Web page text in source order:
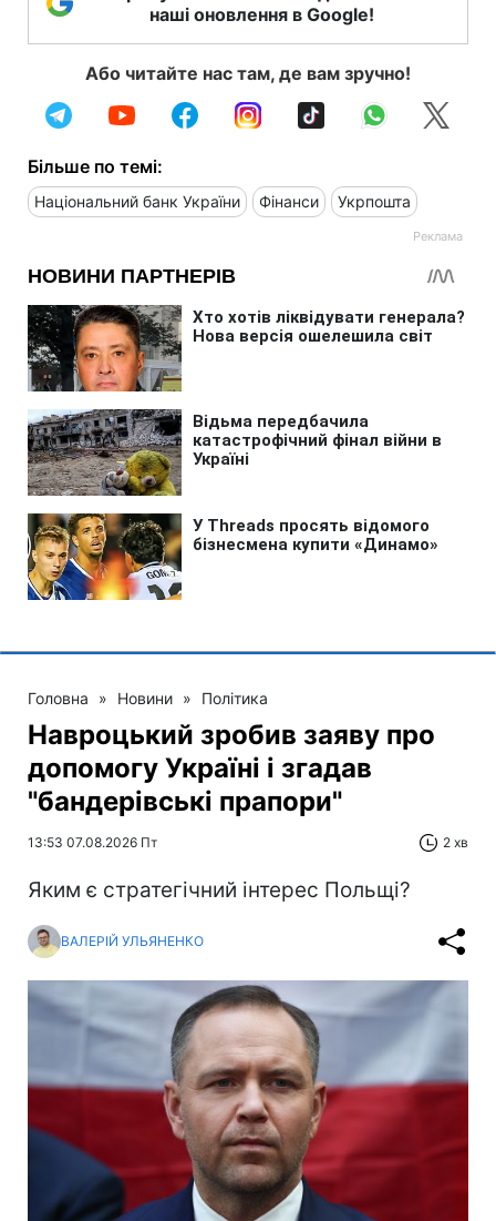
наші оновлення в Google!
Або читайте нас там, де вам зручно!
Більше по темі:
Національний банк України Фінанси Укрпошта
Головна » Новини » Політика
Навроцький зробив заяву про
допомогу Україні і згадав
"бандерівські прапори"
13:53 07.08.2026 Пт 2 хв
Яким є стратегічний інтерес Польщі?
ВАЛЕРІЙ УЛЬЯНЕНКО